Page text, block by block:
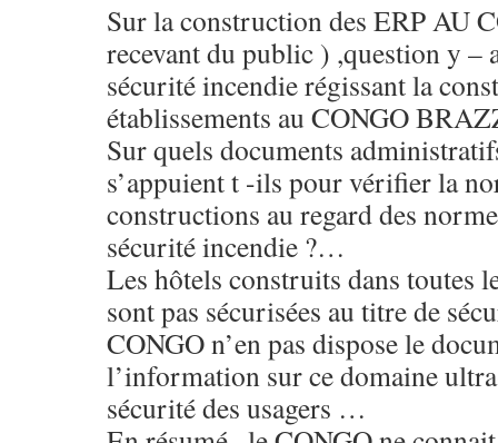
Sur la construction des ERP AU
recevant du public ) ,question y –
sécurité incendie régissant la
établissements au CONGO
Sur quels documents
s’appuient t -ils pour vérifier la
constructions au regard des
sécurité incendie ?…
Les hôtels construits dans toutes
sont pas sécurisées au titre de
CONGO n’en pas dispose le
l’information sur ce domaine
sécurité des usagers …